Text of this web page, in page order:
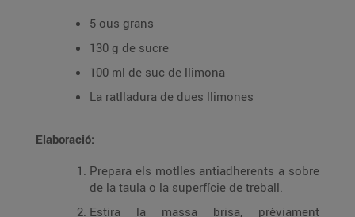
5 ous grans
130 g de sucre
100 ml de suc de llimona
La ratlladura de dues llimones
Elaboració:
Prepara els motlles antiadherents a sobre
de la taula o la superfície de treball.
Estira la massa brisa, prèviament